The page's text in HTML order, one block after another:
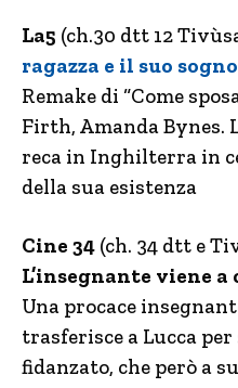
La5 (ch.30 dtt 12
ragazza e il suo sogno
Remake di “Come
Firth, Amanda Bynes.
reca in Inghilterra in
della sua esistenza
Cine 34 (ch. 34 dtt e
L’insegnante viene a
Una procace
trasferisce a Lucca
fidanzato, che però a